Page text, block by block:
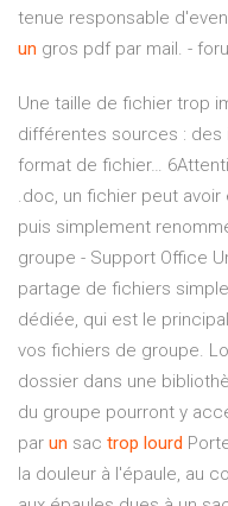
tenue responsable
un gros pdf par mail. -
Une taille de fichier trop
différentes sources : des
format de fichier…
.doc, un fichier peut
puis simplement
groupe - Support Office
partage de fichiers
dédiée, qui est le
vos fichiers de groupe.
dossier dans une
du groupe pourront y
par un sac trop lourd
la douleur à l'épaule, au